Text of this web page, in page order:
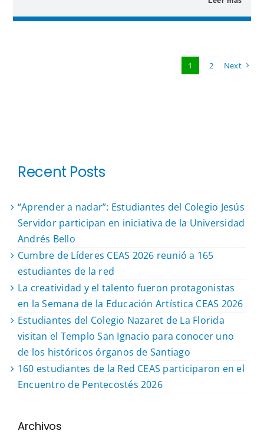
1 2 Next
Recent Posts
“Aprender a nadar”: Estudiantes del Colegio Jesús
Servidor participan en iniciativa de la Universidad
Andrés Bello
Cumbre de Líderes CEAS 2026 reunió a 165
estudiantes de la red
La creatividad y el talento fueron protagonistas
en la Semana de la Educación Artística CEAS 2026
Estudiantes del Colegio Nazaret de La Florida
visitan el Templo San Ignacio para conocer uno
de los históricos órganos de Santiago
160 estudiantes de la Red CEAS participaron en el
Encuentro de Pentecostés 2026
Archivos